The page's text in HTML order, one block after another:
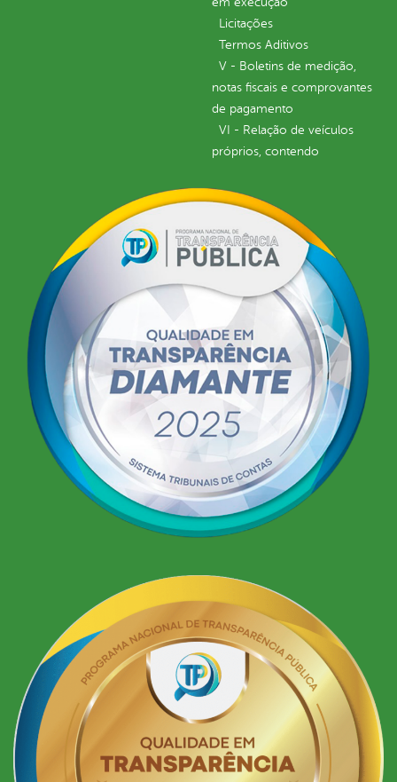
Licitações
Termos Aditivos
V - Boletins de medição,
notas fiscais e comprovantes
de pagamento
VI - Relação de veículos
próprios, contendo